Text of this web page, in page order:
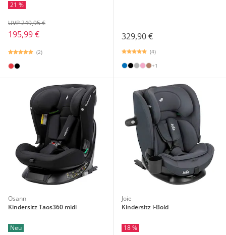
21 %
195,99 €
UVP 249,95 €
(2)
329,90 €
(4)
+1
Osann
Kindersitz Taos360 midi
Neu
Joie
Kindersitz i-Bold
18 %